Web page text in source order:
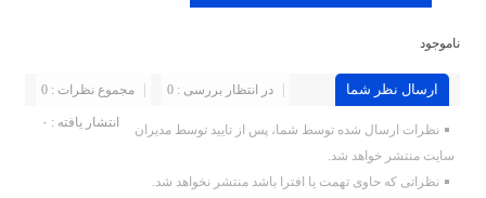
ناموجود
ارسال نظر شما مجموع نظرات : 0 در انتظار بررسی : 0
انتشار یافته : ۰
نظرات ارسال شده توسط شما، پس از تایید توسط مدیران
سایت منتشر خواهد شد.
نظراتی که حاوی تهمت یا افترا باشد منتشر نخواهد شد.